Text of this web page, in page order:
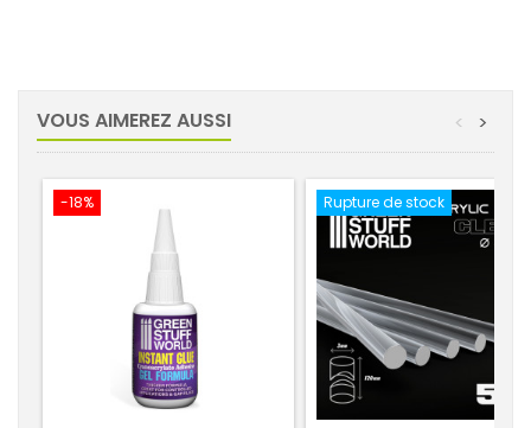
VOUS AIMEREZ AUSSI >
<
-18% Rupture de stock